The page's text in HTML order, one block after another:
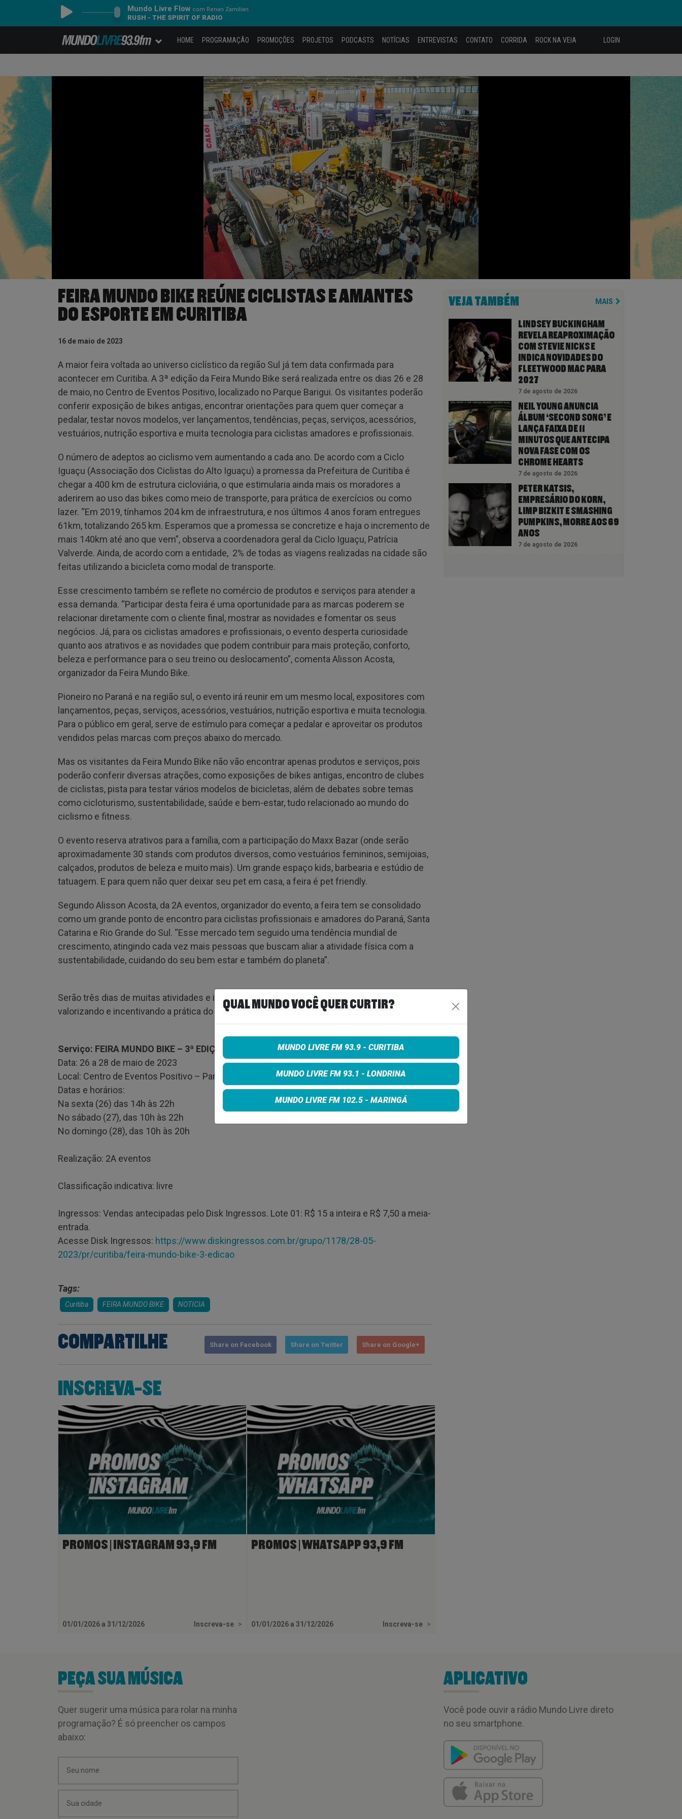
Mundo Livre Flow com Renan Zamilian
RUSH - THE SPIRIT OF RADIO
HOME PROGRAMAÇÃO PROMOÇÕES PROJETOS PODCASTS NOTÍCIAS ENTREVISTAS CONTATO CORRIDA ROCK NA VEIA LOGIN
FEIRA MUNDO BIKE REÚNE CICLISTAS E AMANTES
DO ESPORTE EM CURITIBA
16 de maio de 2023
A maior feira voltada ao universo ciclístico da região Sul já tem data confirmada para
acontecer em Curitiba. A 3ª edição da Feira Mundo Bike será realizada entre os dias 26 e 28
de maio, no Centro de Eventos Positivo, localizado no Parque Barigui. Os visitantes poderão
conferir exposição de bikes antigas, encontrar orientações para quem quer começar a
pedalar, testar novos modelos, ver lançamentos, tendências, peças, serviços, acessórios,
vestuários, nutrição esportiva e muita tecnologia para ciclistas amadores e profissionais.
O número de adeptos ao ciclismo vem aumentando a cada ano. De acordo com a Ciclo
Iguaçu (Associação dos Ciclistas do Alto Iguaçu) a promessa da Prefeitura de Curitiba é
chegar a 400 km de estrutura cicloviária, o que estimularia ainda mais os moradores a
aderirem ao uso das bikes como meio de transporte, para prática de exercícios ou como
lazer. “Em 2019, tínhamos 204 km de infraestrutura, e nos últimos 4 anos foram entregues
61km, totalizando 265 km. Esperamos que a promessa se concretize e haja o incremento de
mais 140km até ano que vem”, observa a coordenadora geral da Ciclo Iguaçu, Patrícia
Valverde. Ainda, de acordo com a entidade, 2% de todas as viagens realizadas na cidade são
feitas utilizando a bicicleta como modal de transporte.
Esse crescimento também se reflete no comércio de produtos e serviços para atender a
essa demanda. “Participar desta feira é uma oportunidade para as marcas poderem se
relacionar diretamente com o cliente final, mostrar as novidades e fomentar os seus
negócios. Já, para os ciclistas amadores e profissionais, o evento desperta curiosidade
quanto aos atrativos e as novidades que podem contribuir para mais proteção, conforto,
beleza e performance para o seu treino ou deslocamento”, comenta Alisson Acosta,
organizador da Feira Mundo Bike.
Pioneiro no Paraná e na região sul, o evento irá reunir em um mesmo local, expositores com
lançamentos, peças, serviços, acessórios, vestuários, nutrição esportiva e muita tecnologia.
Para o público em geral, serve de estímulo para começar a pedalar e aproveitar os produtos
vendidos pelas marcas com preços abaixo do mercado.
Mas os visitantes da Feira Mundo Bike não vão encontrar apenas produtos e serviços, pois
poderão conferir diversas atrações, como exposições de bikes antigas, encontro de clubes
de ciclistas, pista para testar vários modelos de bicicletas, além de debates sobre temas
como cicloturismo, sustentabilidade, saúde e bem-estar, tudo relacionado ao mundo do
ciclismo e fitness.
O evento reserva atrativos para a família, com a participação do Maxx Bazar (onde serão
aproximadamente 30 stands com produtos diversos, como vestuários femininos, semijoias,
calçados, produtos de beleza e muito mais). Um grande espaço kids, barbearia e estúdio de
tatuagem. E para quem não quer deixar seu pet em casa, a feira é pet friendly.
Segundo Alisson Acosta, da 2A eventos, organizador do evento, a feira tem se consolidado
como um grande ponto de encontro para ciclistas profissionais e amadores do Paraná, Santa
Catarina e Rio Grande do Sul. “Esse mercado tem seguido uma tendência mundial de
crescimento, atingindo cada vez mais pessoas que buscam aliar a atividade física com a
sustentabilidade, cuidando do seu bem estar e também do planeta”.
Serão três dias de muitas atividades e inovações que os participantes poderão conferir,
valorizando e incentivando a prática do ciclismo na região.
Serviço: FEIRA MUNDO BIKE – 3ª EDIÇÃO
Data: 26 a 28 de maio de 2023
Local: Centro de Eventos Positivo – Parque Barigui – Curitiba – Paraná
Datas e horários:
Na sexta (26) das 14h às 22h
No sábado (27), das 10h às 22h
No domingo (28), das 10h às 20h
Realização: 2A eventos
Classificação indicativa: livre
Ingressos: Vendas antecipadas pelo Disk Ingressos. Lote 01: R$ 15 a inteira e R$ 7,50 a meia-
entrada.
Acesse Disk Ingressos: https://www.diskingressos.com.br/grupo/1178/28-05-
2023/pr/curitiba/feira-mundo-bike-3-edicao
Tags:
Curitiba FEIRA MUNDO BIKE NOTICIA
COMPARTILHE Share on Facebook Share on Twitter Share on Google+
VEJA TAMBÉM MAIS
LINDSEY BUCKINGHAM
REVELA REAPROXIMAÇÃO
COM STEVIE NICKS E
INDICA NOVIDADES DO
FLEETWOOD MAC PARA
2027
7 de agosto de 2026
NEIL YOUNG ANUNCIA
ÁLBUM ‘SECOND SONG’ E
LANÇA FAIXA DE 11
MINUTOS QUE ANTECIPA
NOVA FASE COM OS
CHROME HEARTS
7 de agosto de 2026
PETER KATSIS,
EMPRESÁRIO DO KORN,
LIMP BIZKIT E SMASHING
PUMPKINS, MORRE AOS 69
ANOS
7 de agosto de 2026
INSCREVA-SE
PROMOS | INSTAGRAM 93,9 FM
01/01/2026 a 31/12/2026 Inscreva-se >
PROMOS | WHATSAPP 93,9 FM
01/01/2026 a 31/12/2026 Inscreva-se >
PEÇA SUA MÚSICA
Quer sugerir uma música para rolar na minha
programação? É só preencher os campos
abaixo:
APLICATIVO
Você pode ouvir a rádio Mundo Livre direto
no seu smartphone.
QUAL MUNDO VOCÊ QUER CURTIR?
MUNDO LIVRE FM 93.9 - CURITIBA
MUNDO LIVRE FM 93.1 - LONDRINA
MUNDO LIVRE FM 102.5 - MARINGÁ